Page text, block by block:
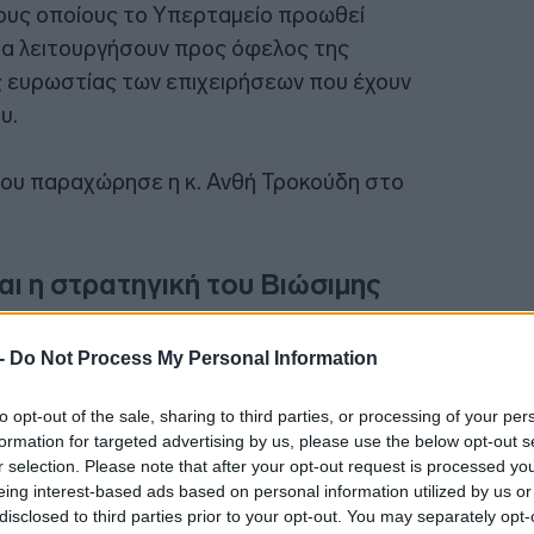
Do Not Process My Personal Information
opt-out of the sale, sharing to third parties, or processing of your
for targeted advertising by us, please use the below opt-out
selection. Please note that after your opt-out request is processed
interest-based ads based on personal information utilized by us
to third parties prior to your opt-out. You may separately
οποίους το Υπερταμείο προωθεί
λειτουργήσουν προς όφελος της
ευρωστίας των επιχειρήσεων που έχουν
παραχώρησε η κ. Ανθή Τροκούδη στο
η στρατηγική του Βιώσιμης
Σε ποιες ενέργειες θα
για να διασφαλίσει την
ESG;
στα νέα δεδομένα που δημιουργεί η
υποχρέωση για εμάς.Το Υπερταμείο
16:23
16:11